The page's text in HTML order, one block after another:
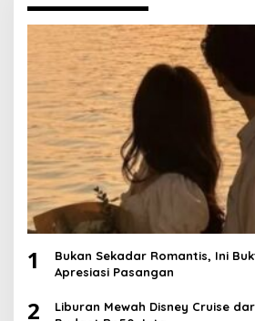
1
Bukan Sekadar Romantis, Ini
Apresiasi Pasangan
2
Liburan Mewah Disney Cruise